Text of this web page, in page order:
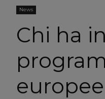
News
Chi ha